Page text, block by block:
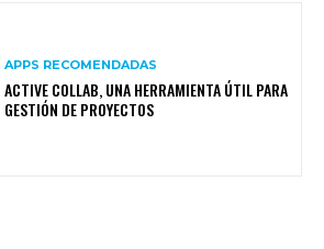
APPS RECOMENDADAS
ACTIVE COLLAB, UNA HERRAMIENTA ÚTIL PARA
GESTIÓN DE PROYECTOS